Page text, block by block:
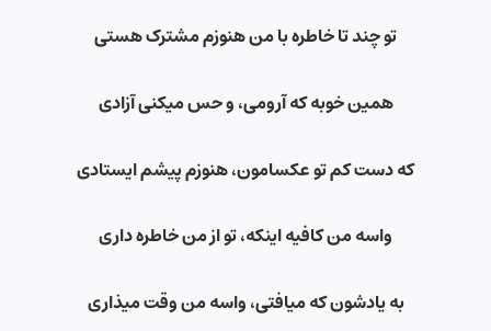
تو چند تا خاطره با من هنوزم مشترک هستی
همین خوبه که آرومی، و حس میکنی آزادی
که دست کم تو عکسامون، هنوزم پیشم ایستادی
واسه من کافیه اینکه، تو از من خاطره داری
به یادشون که میافتی، واسه من وقت میذاری